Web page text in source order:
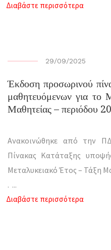
Διαβάστε περισσότερα
29/09/2025
Έκδοση προσωρινού
μαθητευόμενων για το
Μαθητείας – περιόδου
Ανακοινώθηκε από την
Πίνακας Κατάταξης
Μεταλυκειακό Έτος – Τάξη
. ...
Διαβάστε περισσότερα